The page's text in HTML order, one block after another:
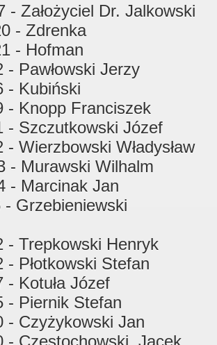
- Założyciel Dr. Jalkowski
- Pawłowski Jerzy
- Kubiński
- Knopp Franciszek
- Szczutkowski Józef
- Wierzbowski Władysław
Wilhalm
Jan
- Trepkowski Henryk
- Płotkowski Stefan
- Kotuła Józef
- Piernik Stefan
- Czyżykowski Jan
- Częstochowski Jacek